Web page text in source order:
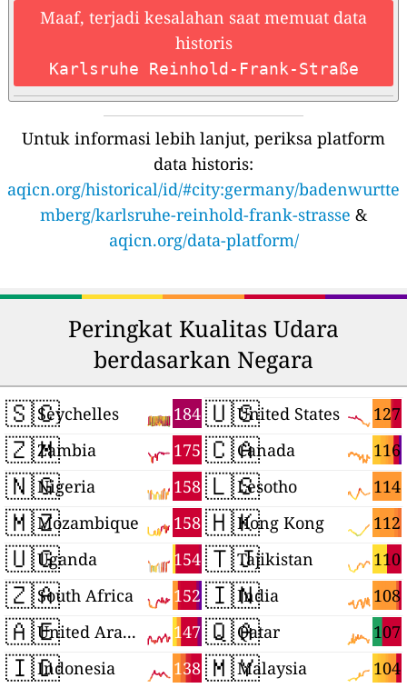
Maaf, terjadi kesalahan saat memuat data
historis
Karlsruhe Reinhold-Frank-Straße
Untuk informasi lebih lanjut, periksa platform
data historis:
aqicn.org/historical/id/#city:germany/badenwurtte
mberg/karlsruhe-reinhold-frank-strasse &
aqicn.org/data-platform/
Peringkat Kualitas Udara
berdasarkan Negara
🇸🇨 184
Seychelles
🇿🇲 175
Zambia
🇳🇬 158
Nigeria
🇲🇿 158
Mozambique
🇺🇬 154
Uganda
🇿🇦 152
South Africa
🇦🇪 147
United Arab Emirates
🇮🇩 138
Indonesia
🇺🇸 127
United States
🇨🇦 116
Canada
🇱🇸 114
Lesotho
🇭🇰 112
Hong Kong
🇹🇯 110
Tajikistan
🇮🇳 108
India
🇶🇦 107
Qatar
🇲🇾 104
Malaysia